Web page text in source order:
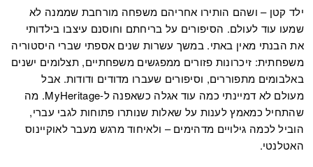
ילד קטן – ושהם הותירו אחריהם משפחה מורחבת שממנה לא
שמעו עוד לעולם. הסיפורים על בריחתם וחוסנם עיצבו בילדותי
את הבנתי מאין באתי. במשך עשרות שנים אספתי שברי היסטוריה
משפחתית: זיכרונות פזורים ממפגשים משפחתיים, תצלומים ישנים
באלבומים מתפוררים, וסיפורים שעברו מדודים ודודות. אבל
מעולם לא דמיינתי כמה עוד אגלה כשאפנה ל-MyHeritage. מה
שהתחיל כמאמץ לענות על שאלות שנותרו פתוחות לגבי עברי,
הוביל לכמה גילויים מדהימים – ולאיחוד מרגש מעבר לאוקיינוס
האטלנטי.